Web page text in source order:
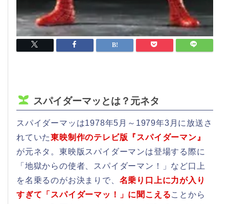
スパイダーマッとは？元ネタ
スパイダーマッは1978年5月～1979年3月に放送さ
れていた東映制作のテレビ版『スパイダーマン』
が元ネタ。東映版スパイダーマンは登場する際に
「地獄からの使者、スパイダーマン！」など口上
を名乗るのがお決まりで、 名乗り口上に力が入り
すぎて「スパイダーマッ！」に聞こえることから